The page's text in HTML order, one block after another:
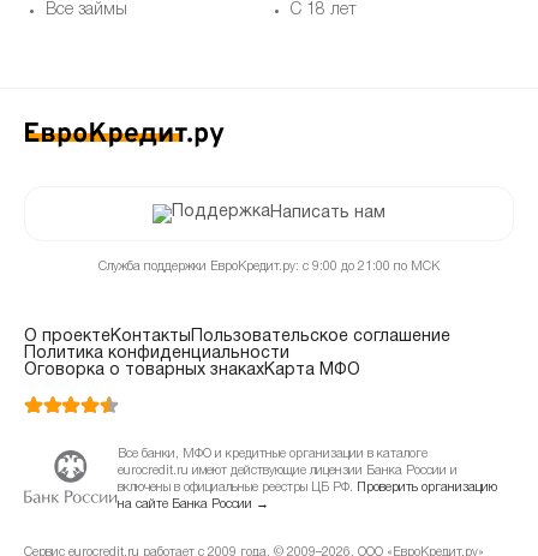
Все займы С 18 лет
Написать нам
Служба поддержки ЕвроКредит.ру: с 9:00 до 21:00 по МСК
О проектеКонтакты
Пользовательское соглашение
Политика конфиденциальности
Оговорка о товарных знакахКарта МФО
Все банки, МФО и кредитные организации в каталоге
eurocredit.ru имеют действующие лицензии Банка России и
включены в официальные реестры ЦБ РФ.
Проверить организацию
на сайте Банка России →
Сервис eurocredit.ru работает с 2009 года. © 2009–2026, ООО «ЕвроКредит.ру»